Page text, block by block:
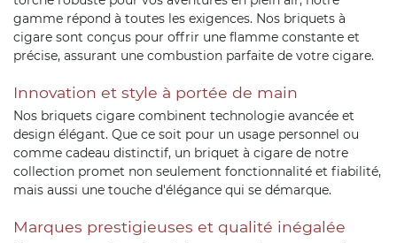
gamme répond à toutes les exigences. Nos briquets à
cigare sont conçus pour offrir une flamme constante et
précise, assurant une combustion parfaite de votre cigare.
Innovation et style à portée de main
Nos briquets cigare combinent technologie avancée et
design élégant. Que ce soit pour un usage personnel ou
comme cadeau distinctif, un briquet à cigare de notre
collection promet non seulement fonctionnalité et fiabilité,
mais aussi une touche d'élégance qui se démarque.
Marques prestigieuses et qualité inégalée